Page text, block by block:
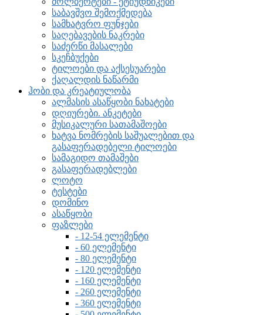
საბავშვო შემოქმედება
სამხატვრო ფუნჯები
საღებავების ნაკრები
საძერწი მასალები
სკეჩბუქები
ტილოები და აქსესუარები
ქაღალდის ნაწარმი
ჰობი და კრეატიულობა
ალმასის ასაწყობი ნახატები
დღიურები. ანკეტები
მუსიკალური სათამაშოები
ხატვა ნომრების საშუალებით და
გასაფერადებელი ტილოები
სამაგიდო თამაშები
გასაფერადებლები
ლოტო
ტესტები
დომინო
ასაწყობი
ფაზლები
- 12-54 ელემენტი
- 60 ელემენტი
- 80 ელემენტი
- 120 ელემენტი
- 160 ელემენტი
- 260 ელემენტი
- 360 ელემენტი